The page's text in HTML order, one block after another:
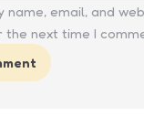
name, email, and
next time I